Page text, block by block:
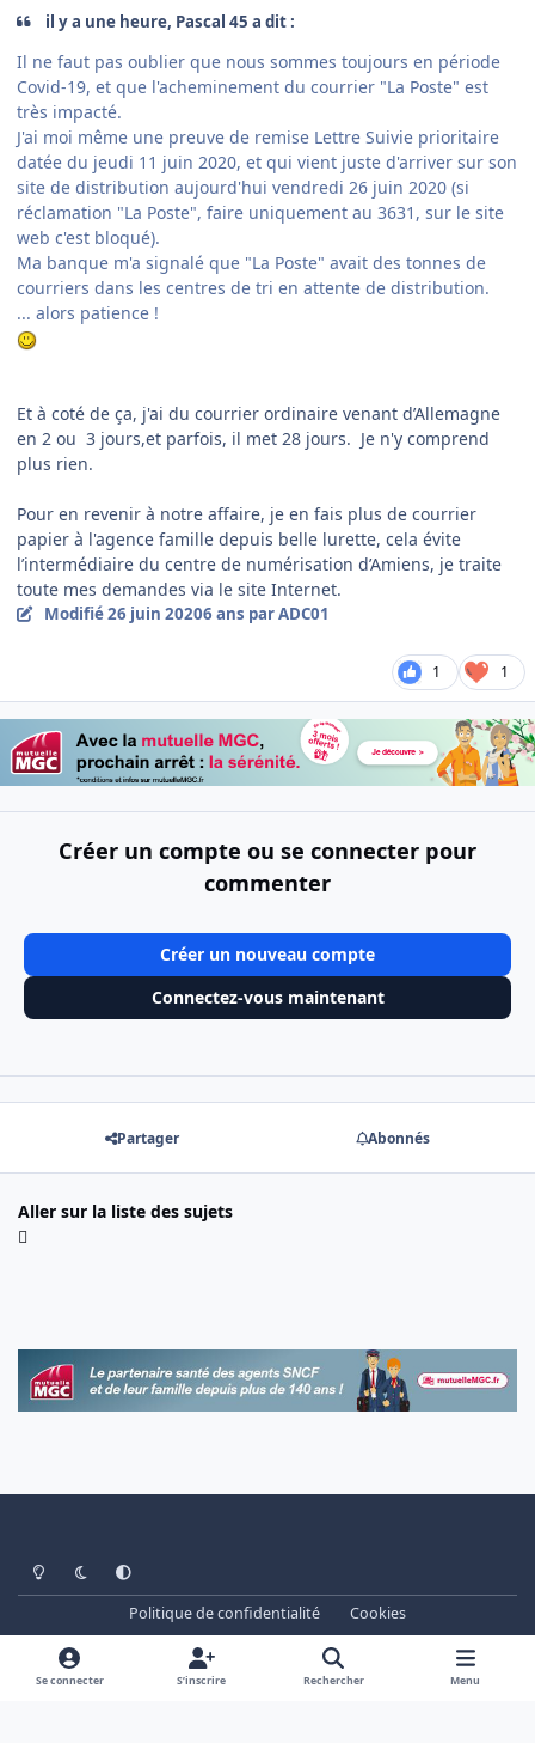
il y a une heure, Pascal 45 a dit :
Il ne faut pas oublier que nous sommes toujours en période
Covid-19, et que l'acheminement du courrier "La Poste" est
très impacté.
J'ai moi même une preuve de remise Lettre Suivie prioritaire
datée du jeudi 11 juin 2020, et qui vient juste d'arriver sur son
site de distribution aujourd'hui vendredi 26 juin 2020 (si
réclamation "La Poste", faire uniquement au 3631, sur le site
web c'est bloqué).
Ma banque m'a signalé que "La Poste" avait des tonnes de
courriers dans les centres de tri en attente de distribution.
... alors patience !
Et à coté de ça, j'ai du courrier ordinaire venant d’Allemagne
en 2 ou 3 jours,et parfois, il met 28 jours. Je n'y comprend
plus rien.
Pour en revenir à notre affaire, je en fais plus de courrier
papier à l'agence famille depuis belle lurette, cela évite
l’intermédiaire du centre de numérisation d’Amiens, je traite
toute mes demandes via le site Internet.
Modifié26 juin 20206 ans par ADC01
1 1
Créer un compte ou se connecter pour
commenter
Créer un nouveau compte
Connectez-vous maintenant
Partager Abonnés
Aller sur la liste des sujets
Light ModeDark ModeSystem Preference
Politique de confidentialité
Cookies
www.cheminots.net - Forum Libre depuis 2003
Powered by
Invision Community
Se connecter S’inscrire Rechercher Menu